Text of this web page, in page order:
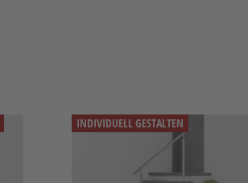
INDIVIDUELL GESTALTEN